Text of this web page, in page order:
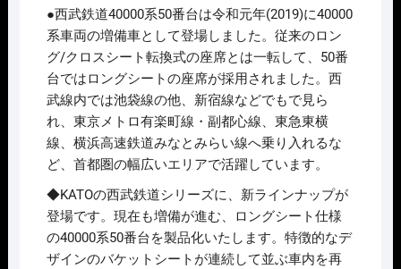
格
は
¥25,960
で
し
た。
の
価
格
は
¥20,768
で
す。
●西武鉄道40000系50番台は令和元年(2019)に40000
系車両の増備車として登場しました。従来のロン
グ/クロスシート転換式の座席とは一転して、50番
台ではロングシートの座席が採用されました。西
武線内では池袋線の他、新宿線などでもで見ら
れ、東京メトロ有楽町線・副都心線、東急東横
線、横浜高速鉄道みなとみらい線へ乗り入れるな
ど、首都圏の幅広いエリアで活躍しています。
◆KATOの西武鉄道シリーズに、新ラインナップが
登場です。現在も増備が進む、ロングシート仕様
の40000系50番台を製品化いたします。特徴的なデ
ザインのバケットシートが連続して並ぶ車内を再